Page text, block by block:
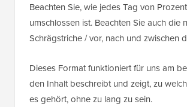
Beachten Sie, wie jedes Tag von
umschlossen ist. Beachten Sie auch die
Schrägstriche / vor, nach und zwischen
Dieses Format funktioniert für uns am
den Inhalt beschreibt und zeigt, zu
es gehört, ohne zu lang zu sein.